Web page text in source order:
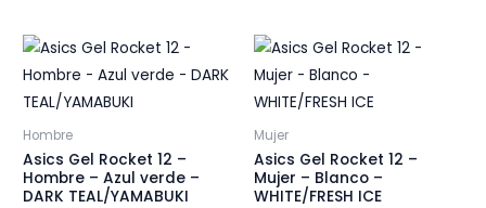
Hombre
Asics Gel Rocket 12 –
Hombre – Azul verde –
DARK TEAL/YAMABUKI
Mujer
Asics Gel Rocket 12 –
Mujer – Blanco –
WHITE/FRESH ICE